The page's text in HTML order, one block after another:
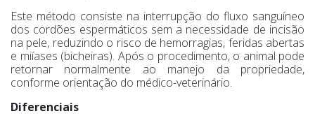
Este método consiste na interrupção do fluxo sanguíneo
dos cordões espermáticos sem a necessidade de incisão
na pele, reduzindo o risco de hemorragias, feridas abertas
e miíases (bicheiras). Após o procedimento, o animal pode
retornar normalmente ao manejo da propriedade,
conforme orientação do médico-veterinário.
Diferenciais